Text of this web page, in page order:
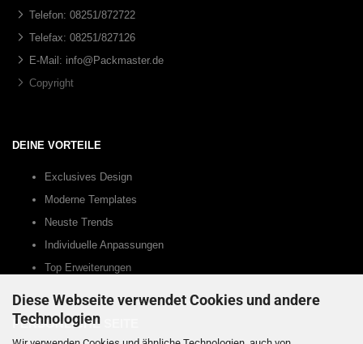
Diese Webseite verwendet Cookies und andere
Technologien
Telefon: 08251/872722
Telefax: 08251/827126
E-Mail: info@Packmaster.de
Copyright
DEINE VORTEILE
Exclusives Design
Moderne Templates
Neuste Trends
Individuelle Anpassungen
Top Erweiterungen
PERSÖNLICHE SEITE